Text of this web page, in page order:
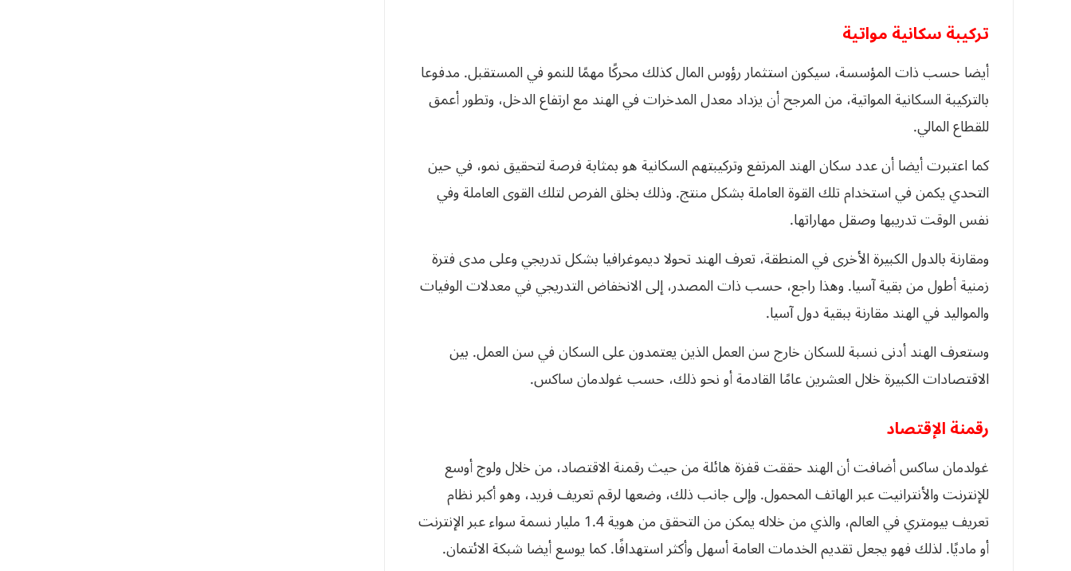
تركيبة سكانية مواتية
أيضا حسب ذات المؤسسة، سيكون استثمار رؤوس المال كذلك محركًا مهمًا للنمو في المستقبل. مدفوعا
بالتركيبة السكانية المواتية، من المرجح أن يزداد معدل المدخرات في الهند مع ارتفاع الدخل، وتطور أعمق
للقطاع المالي.
كما اعتبرت أيضا أن عدد سكان الهند المرتفع وتركيبتهم السكانية هو بمثابة فرصة لتحقيق نمو، في حين
التحدي يكمن في استخدام تلك القوة العاملة بشكل منتج. وذلك بخلق الفرص لتلك القوى العاملة وفي
نفس الوقت تدريبها وصقل مهاراتها.
ومقارنة بالدول الكبيرة الأخرى في المنطقة، تعرف الهند تحولا ديموغرافيا بشكل تدريجي وعلى مدى فترة
زمنية أطول من بقية آسيا. وهذا راجع، حسب ذات المصدر، إلى الانخفاض التدريجي في معدلات الوفيات
والمواليد في الهند مقارنة ببقية دول آسيا.
وستعرف الهند أدنى نسبة للسكان خارج سن العمل الذين يعتمدون على السكان في سن العمل. بين
الاقتصادات الكبيرة خلال العشرين عامًا القادمة أو نحو ذلك، حسب غولدمان ساكس.
رقمنة الإقتصاد
غولدمان ساكس أضافت أن الهند حققت قفزة هائلة من حيث رقمنة الاقتصاد، من خلال ولوج أوسع
للإنترنت والأنترانيت عبر الهاتف المحمول. وإلى جانب ذلك، وضعها لرقم تعريف فريد، وهو أكبر نظام
تعريف بيومتري في العالم، والذي من خلاله يمكن من التحقق من هوية 1.4 مليار نسمة سواء عبر الإنترنت
أو ماديًا. لذلك فهو يجعل تقديم الخدمات العامة أسهل وأكثر استهدافًا. كما يوسع أيضا شبكة الائتمان.